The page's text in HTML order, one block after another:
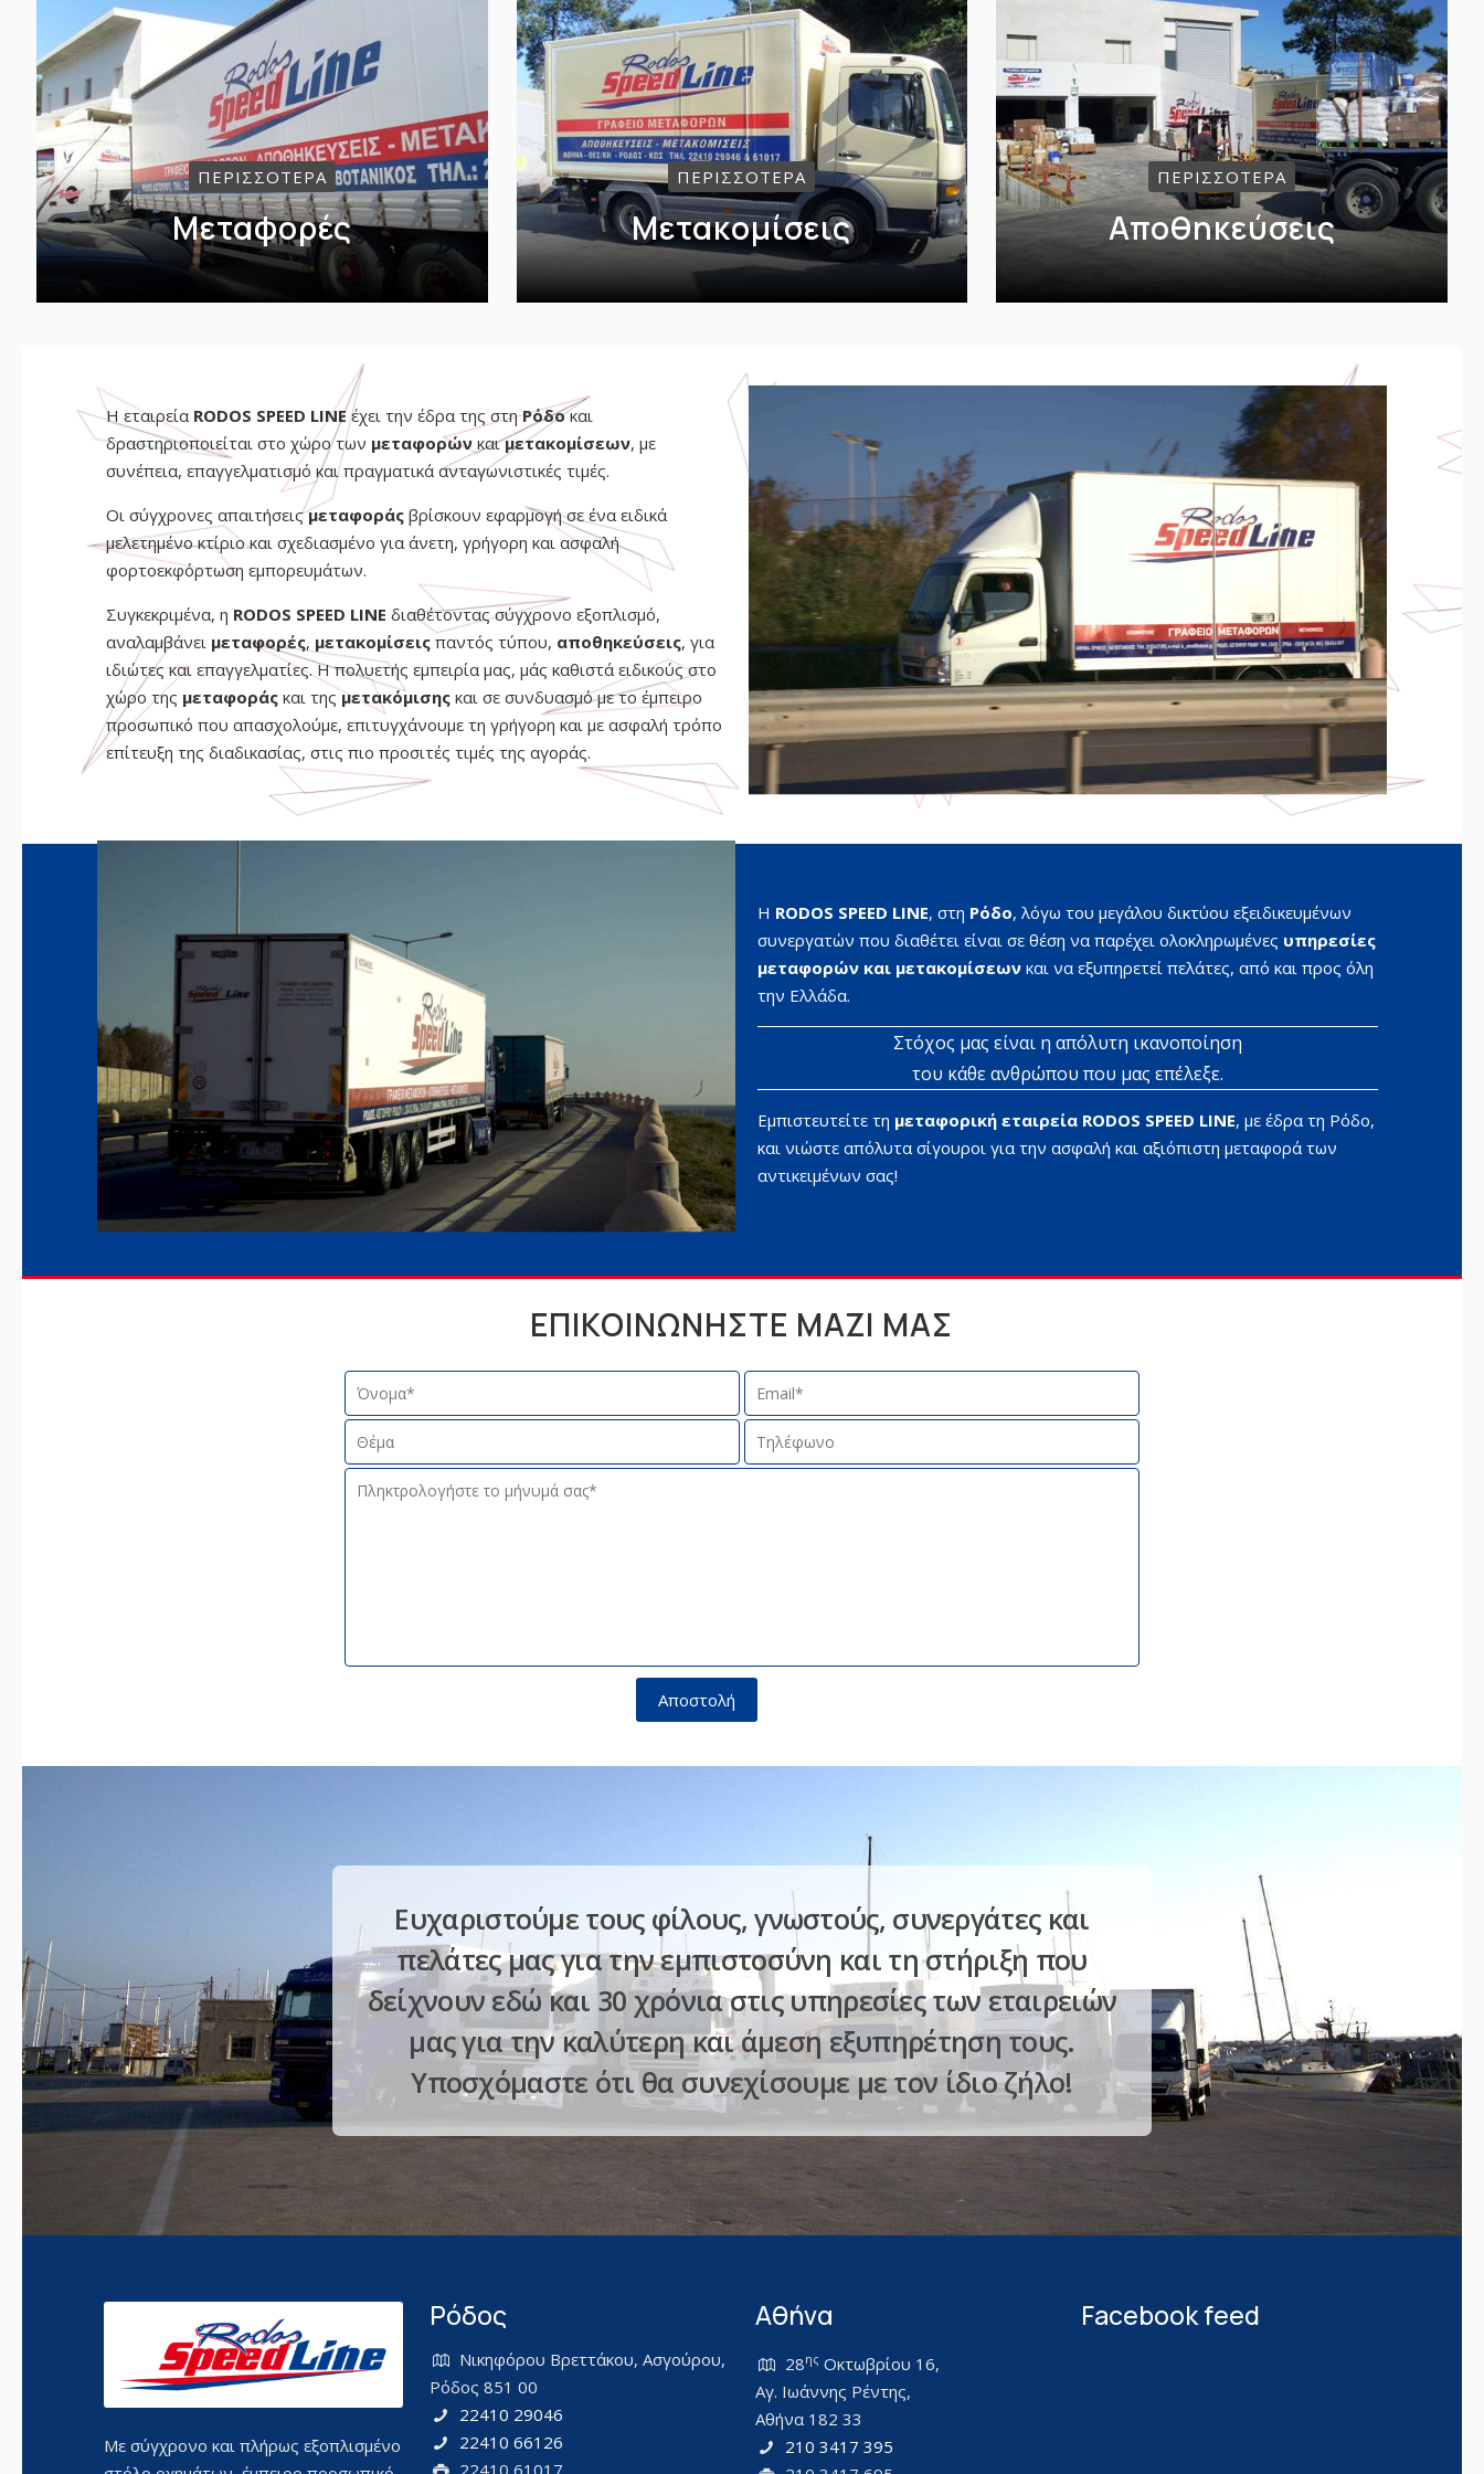
ΠΕΡΙΣΣΟΤΕΡΑ
Μεταφορές
ΠΕΡΙΣΣΟΤΕΡΑ
Μετακομίσεις
ΠΕΡΙΣΣΟΤΕΡΑ
Αποθηκεύσεις
Η εταιρεία RODOS SPEED LINEέχει την έδρα της στηΡόδοκαι
δραστηριοποιείται στο χώρο των μεταφορώνκαιμετακομίσεων, με
συνέπεια, επαγγελματισμό και πραγματικά ανταγωνιστικές τιμές.
Οι σύγχρονες απαιτήσειςμεταφοράς βρίσκουν εφαρμογή σε ένα ειδικά
μελετημένο κτίριο και σχεδιασμένο για άνετη, γρήγορη και ασφαλή
φορτοεκφόρτωση εμπορευμάτων.
Συγκεκριμένα, η RODOS SPEED LINE διαθέτοντας σύγχρονο εξοπλισμό,
αναλαμβάνει μεταφορές, μετακομίσεις παντός τύπου, αποθηκεύσεις, για
ιδιώτες και επαγγελματίες. Η πολυετής εμπειρία μας, μάς καθιστά ειδικούς στο
χώρο της μεταφοράς και τηςμετακόμισης και σε συνδυασμό με το έμπειρο
προσωπικό που απασχολούμε, επιτυγχάνουμε τη γρήγορη και με ασφαλή τρόπο
επίτευξη της διαδικασίας, στις πιο προσιτές τιμές της αγοράς.
Η RODOS SPEED LINE, στη Ρόδο, λόγω του μεγάλου δικτύου εξειδικευμένων
συνεργατών που διαθέτει είναι σε θέση να παρέχει ολοκληρωμένες υπηρεσίες
μεταφορών και μετακομίσεων και να εξυπηρετεί πελάτες, από και προς όλη
την Ελλάδα.
Στόχος μας είναι η απόλυτη ικανοποίηση
του κάθε ανθρώπου που μας επέλεξε.
Εμπιστευτείτε τη μεταφορική εταιρεία RODOS SPEED LINE, με έδρα τη Ρόδο,
και νιώστε απόλυτα σίγουροι για την ασφαλή και αξιόπιστη μεταφορά των
αντικειμένων σας!
ΕΠΙΚΟΙΝΩΝΗΣΤΕ ΜΑΖΙ ΜΑΣ
Ευχαριστούμε τους φίλους, γνωστούς, συνεργάτες και
πελάτες μας για την εμπιστοσύνη και τη στήριξη που
δείχνουν εδώ και 30 χρόνια στις υπηρεσίες των εταιρειών
μας για την καλύτερη και άμεση εξυπηρέτηση τους.
Υποσχόμαστε ότι θα συνεχίσουμε με τον ίδιο ζήλο!
Με σύγχρονο και πλήρως εξοπλισμένο
Ρόδος
Νικηφόρου Βρεττάκου, Ασγούρου,
Ρόδος 851 00
22410 29046
22410 66126
Αθήνα
28ης Οκτωβρίου 16,
Αγ. Ιωάννης Ρέντης,
Αθήνα 182 33
210 3417 395
Facebook feed